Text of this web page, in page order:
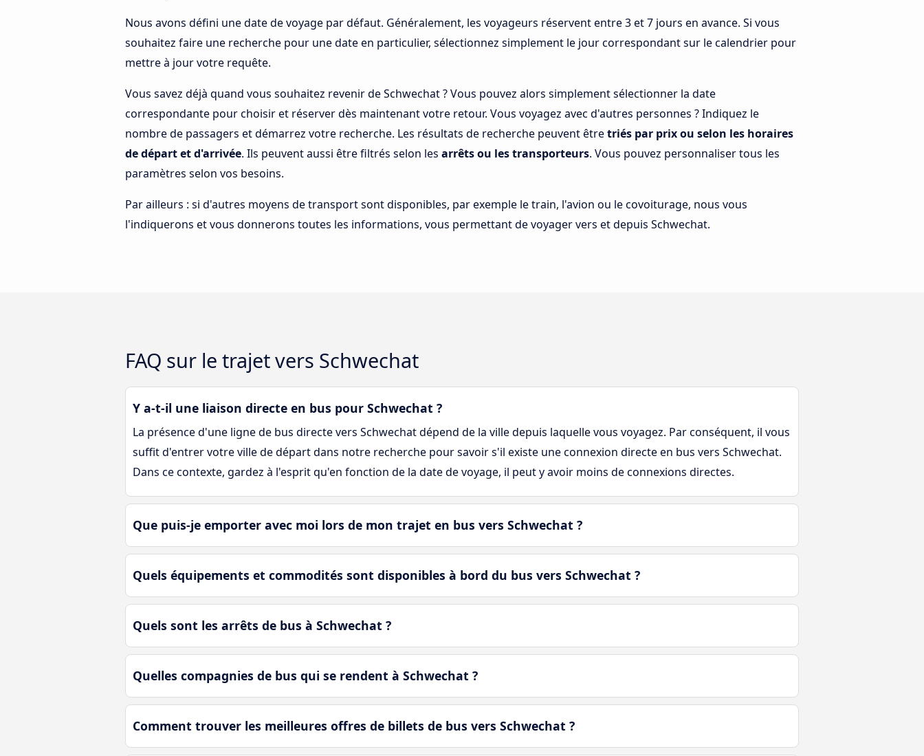
Nous avons défini une date de voyage par défaut. Généralement, les voyageurs réservent entre 3 et 7 jours en avance. Si vous
souhaitez faire une recherche pour une date en particulier, sélectionnez simplement le jour correspondant sur le calendrier pour
mettre à jour votre requête.
Vous savez déjà quand vous souhaitez revenir de Schwechat ? Vous pouvez alors simplement sélectionner la date
correspondante pour choisir et réserver dès maintenant votre retour. Vous voyagez avec d'autres personnes ? Indiquez le
nombre de passagers et démarrez votre recherche. Les résultats de recherche peuvent êtretriés par prix ou selon les horaires
de départ et d'arrivée. Ils peuvent aussi être filtrés selon les arrêts ou les transporteurs. Vous pouvez personnaliser tous les
paramètres selon vos besoins.
Par ailleurs : si d'autres moyens de transport sont disponibles, par exemple le train, l'avion ou le covoiturage, nous vous
l'indiquerons et vous donnerons toutes les informations, vous permettant de voyager vers et depuis Schwechat.
FAQ sur le trajet vers Schwechat
Y a-t-il une liaison directe en bus pour Schwechat ?
La présence d'une ligne de bus directe vers Schwechat dépend de la ville depuis laquelle vous voyagez. Par conséquent, il vous
suffit d'entrer votre ville de départ dans notre recherche pour savoir s'il existe une connexion directe en bus vers Schwechat.
Dans ce contexte, gardez à l'esprit qu'en fonction de la date de voyage, il peut y avoir moins de connexions directes.
Que puis-je emporter avec moi lors de mon trajet en bus vers Schwechat ?
Quels équipements et commodités sont disponibles à bord du bus vers Schwechat ?
Quels sont les arrêts de bus à Schwechat ?
Quelles compagnies de bus qui se rendent à Schwechat ?
Comment trouver les meilleures offres de billets de bus vers Schwechat ?